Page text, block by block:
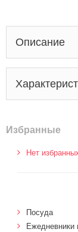
Описание
Избранные
Нет
Посуда
Ежедневники